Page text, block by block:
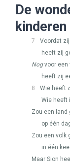
De
7
Voordat
heeft zij
Nogvoor een
heeft zij
8
Wie heeft
Wie heeft
Zou een land
op één
Zou een volk
in één
Maar Sion